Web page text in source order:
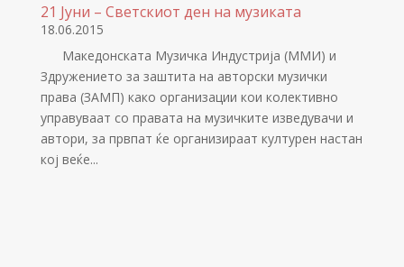
21 Јуни – Светскиот ден на музиката
18.06.2015
Македонската Музичка Индустрија (ММИ) и
Здружението за заштита на авторски музички
права (ЗАМП) како организации кои колективно
управуваат со правата на музичките изведувачи и
автори, за првпат ќе организираат културен настан
кој веќе...